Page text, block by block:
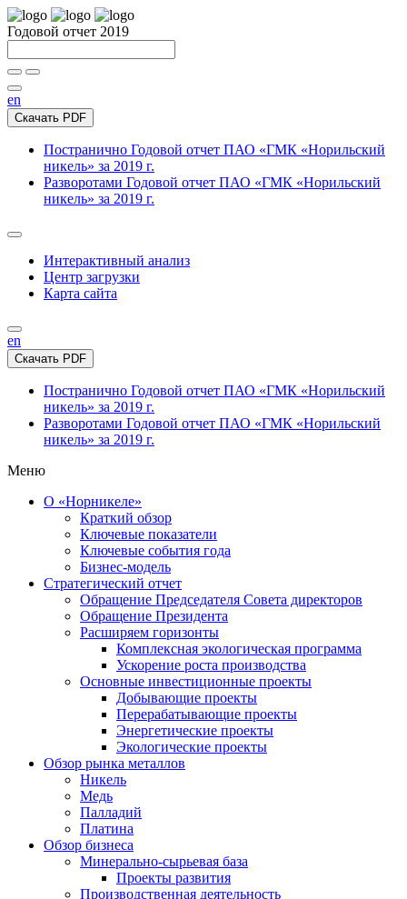
Годовой отчет 2019
en
Скачать PDF
Постранично Годовой отчет ПАО «ГМК «Норильский
никель» за 2019 г.
Разворотами Годовой отчет ПАО «ГМК «Норильский
никель» за 2019 г.
Интерактивный анализ
Центр загрузки
Карта сайта
en
Скачать PDF
Постранично Годовой отчет ПАО «ГМК «Норильский
никель» за 2019 г.
Разворотами Годовой отчет ПАО «ГМК «Норильский
никель» за 2019 г.
Меню
О «Норникеле»
Краткий обзор
Ключевые показатели
Ключевые события года
Бизнес-модель
Стратегический отчет
Обращение Председателя Совета директоров
Обращение Президента
Расширяем горизонты
Комплексная экологическая программа
Ускорение роста производства
Основные инвестиционные проекты
Добывающие проекты
Перерабатывающие проекты
Энергетические проекты
Экологические проекты
Обзор рынка металлов
Никель
Медь
Палладий
Платина
Обзор бизнеса
Минерально-сырьевая база
Проекты развития
Производственная деятельность